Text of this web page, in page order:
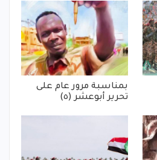
بمناسبة مرور عام على
تحرير أبوعشر (٥)